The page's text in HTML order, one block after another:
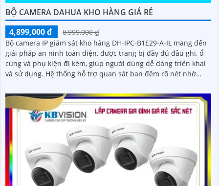
BỘ CAMERA DAHUA KHO HÀNG GIÁ RẺ
4,899,000 ₫
8,999,000 ₫
Bộ camera IP giám sát kho hàng DH-IPC-B1E29-A-IL mang đến
giải pháp an ninh toàn diện, được trang bị đầy đủ đầu ghi, ổ
cứng và phụ kiện đi kèm, giúp người dùng dễ dàng triển khai
và sử dụng. Hệ thống hỗ trợ quan sát ban đêm rõ nét nhờ
khả năng phát hiện chuyển động thông minh, giúp đảm bảo
an toàn tuyệt đối cho khu vực kho hàng